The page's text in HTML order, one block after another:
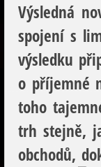
Výsledná
spojení s
výsledku
o příjemné
toho
trh stejně,
obchodů,